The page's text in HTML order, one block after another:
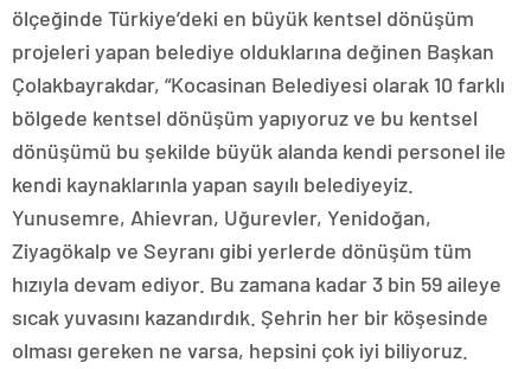
ölçeğinde Türkiye’deki en büyük kentsel dönüşüm
projeleri yapan belediye olduklarına değinen Başkan
Çolakbayrakdar, “Kocasinan Belediyesi olarak 10 farklı
bölgede kentsel dönüşüm yapıyoruz ve bu kentsel
dönüşümü bu şekilde büyük alanda kendi personel ile
kendi kaynaklarınla yapan sayılı belediyeyiz.
Yunusemre, Ahievran, Uğurevler, Yenidoğan,
Ziyagökalp ve Seyranı gibi yerlerde dönüşüm tüm
hızıyla devam ediyor. Bu zamana kadar 3 bin 59 aileye
sıcak yuvasını kazandırdık. Şehrin her bir köşesinde
olması gereken ne varsa, hepsini çok iyi biliyoruz.